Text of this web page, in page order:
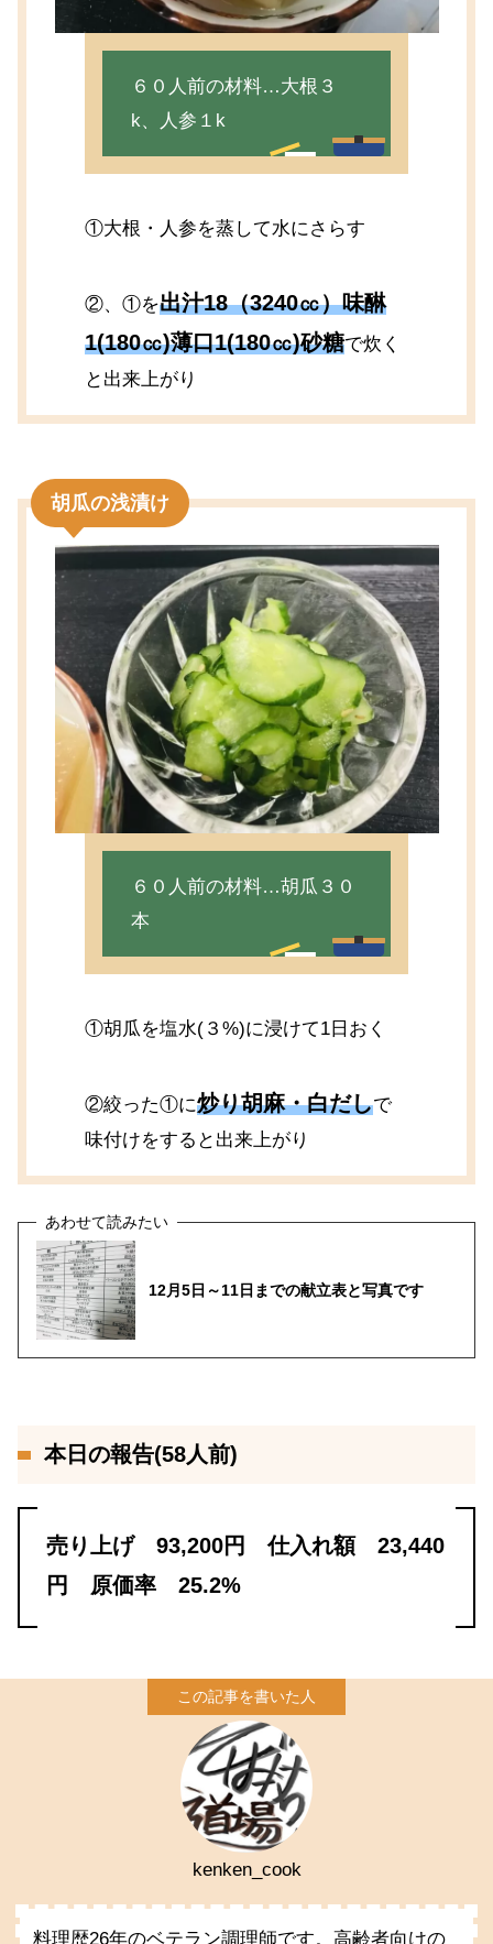
６０人前の材料…大根３
k、人参１k
①大根・人参を蒸して水にさらす
②、①を出汁18（3240㏄）味醂
1(180㏄)薄口1(180㏄)砂糖で炊く
と出来上がり
胡瓜の浅漬け
６０人前の材料…胡瓜３０
本
①胡瓜を塩水(３%)に浸けて1日おく
②絞った①に炒り胡麻・白だしで
味付けをすると出来上がり
12月5日～11日までの献立表と写真です
本日の報告(58人前)
売り上げ 93,200円 仕入れ額 23,440
円 原価率 25.2%
kenken_cook
料理歴26年のベテラン調理師です。高齢者向けの